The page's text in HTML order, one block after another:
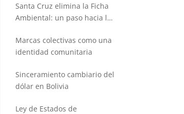
Santa Cruz elimina la Ficha
Ambiental: un paso hacia la
Marcas colectivas como una
identidad comunitaria
Sinceramiento cambiario del
dólar en Bolivia
Ley de Estados de